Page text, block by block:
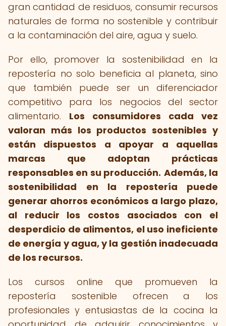
gran cantidad de residuos, consumir recursos
naturales de forma no sostenible y contribuir
a la contaminación del aire, agua y suelo.
Por ello, promover la sostenibilidad en la
repostería no solo beneficia al planeta, sino
que también puede ser un diferenciador
competitivo para los negocios del sector
alimentario. Los consumidores cada vez
valoran más los productos sostenibles y
están dispuestos a apoyar a aquellas
marcas que adoptan prácticas
responsables en su producción. Además, la
sostenibilidad en la repostería puede
generar ahorros económicos a largo plazo,
al reducir los costos asociados con el
desperdicio de alimentos, el uso ineficiente
de energía y agua, y la gestión inadecuada
de los recursos.
Los cursos online que promueven la
repostería sostenible ofrecen a los
profesionales y entusiastas de la cocina la